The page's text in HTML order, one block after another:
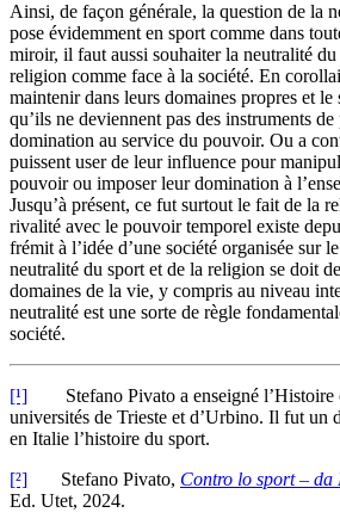
Ainsi, de façon générale, la question de la
pose évidemment en sport comme dans
miroir, il faut aussi souhaiter la neutralité
religion comme face à la société. En
maintenir dans leurs domaines propres et
qu’ils ne deviennent pas des instruments
domination au service du pouvoir. Ou a
puissent user de leur influence pour
pouvoir ou imposer leur domination à
Jusqu’à présent, ce fut surtout le fait de la
rivalité avec le pouvoir temporel existe
frémit à l’idée d’une société organisée sur
neutralité du sport et de la religion se doit
domaines de la vie, y compris au niveau
neutralité est une sorte de règle
société.
[¹] Stefano Pivato a enseigné l’Histoire
universités de Trieste et d’Urbino. Il fut un
en Italie l’histoire du sport.
[²] Stefano Pivato, Contro lo sport –
Ed. Utet, 2024.